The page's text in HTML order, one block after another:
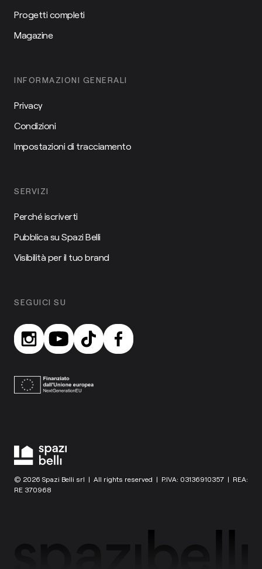
Progetti completi
Magazine
INFORMAZIONI GENERALI
Privacy
Condizioni
Impostazioni di tracciamento
SERVIZI
Perché iscriverti
Pubblica su Spazi Belli
Visibilità per il tuo brand
SEGUICI SU
© 2026 Spazi Belli srl | All rights reserved | P.IVA: 03136910357 | REA:
RE 370968